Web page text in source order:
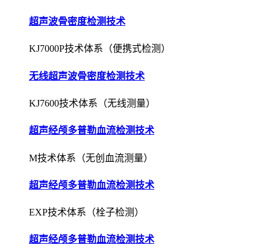
超声波骨密度检测技术
KJ7000P技术体系（便携式检测）
无线超声波骨密度检测技术
KJ7600技术体系（无线测量）
超声经颅多普勒血流检测技术
M技术体系（无创血流测量）
超声经颅多普勒血流检测技术
EXP技术体系（栓子检测）
超声经颅多普勒血流检测技术